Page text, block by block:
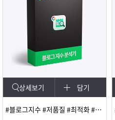
상세보기 담기
#블로그지수 #저품질 #최적화 #블로그품질확인